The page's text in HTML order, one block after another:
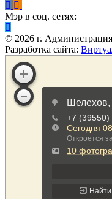
Мэр в соц. сетях:
© 2026 г.
Разработка сайта: